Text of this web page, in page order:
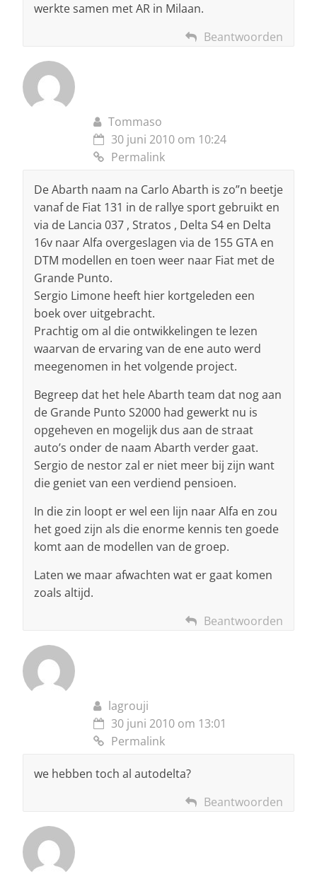
werkte samen met AR in Milaan.
Beantwoorden
Tommaso
30 juni 2010 om 10:24
Permalink
De Abarth naam na Carlo Abarth is zo”n beetje
vanaf de Fiat 131 in de rallye sport gebruikt en
via de Lancia 037 , Stratos , Delta S4 en Delta
16v naar Alfa overgeslagen via de 155 GTA en
DTM modellen en toen weer naar Fiat met de
Grande Punto.
Sergio Limone heeft hier kortgeleden een
boek over uitgebracht.
Prachtig om al die ontwikkelingen te lezen
waarvan de ervaring van de ene auto werd
meegenomen in het volgende project.
Begreep dat het hele Abarth team dat nog aan
de Grande Punto S2000 had gewerkt nu is
opgeheven en mogelijk dus aan de straat
auto’s onder de naam Abarth verder gaat.
Sergio de nestor zal er niet meer bij zijn want
die geniet van een verdiend pensioen.
In die zin loopt er wel een lijn naar Alfa en zou
het goed zijn als die enorme kennis ten goede
komt aan de modellen van de groep.
Laten we maar afwachten wat er gaat komen
zoals altijd.
Beantwoorden
lagrouji
30 juni 2010 om 13:01
Permalink
we hebben toch al autodelta?
Beantwoorden